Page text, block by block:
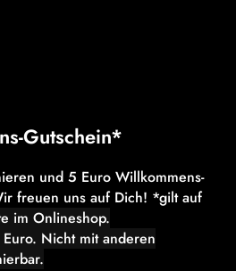
Gutschein*
und 5 Euro Willkommens-
freuen uns auf Dich! *gilt auf
im Onlineshop.
Nicht mit anderen